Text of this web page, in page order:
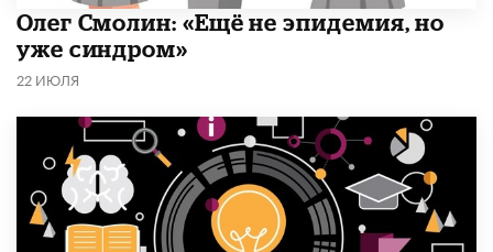
​Олег Смолин: «Ещё не эпидемия, но
уже синдром»
22 ИЮЛЯ